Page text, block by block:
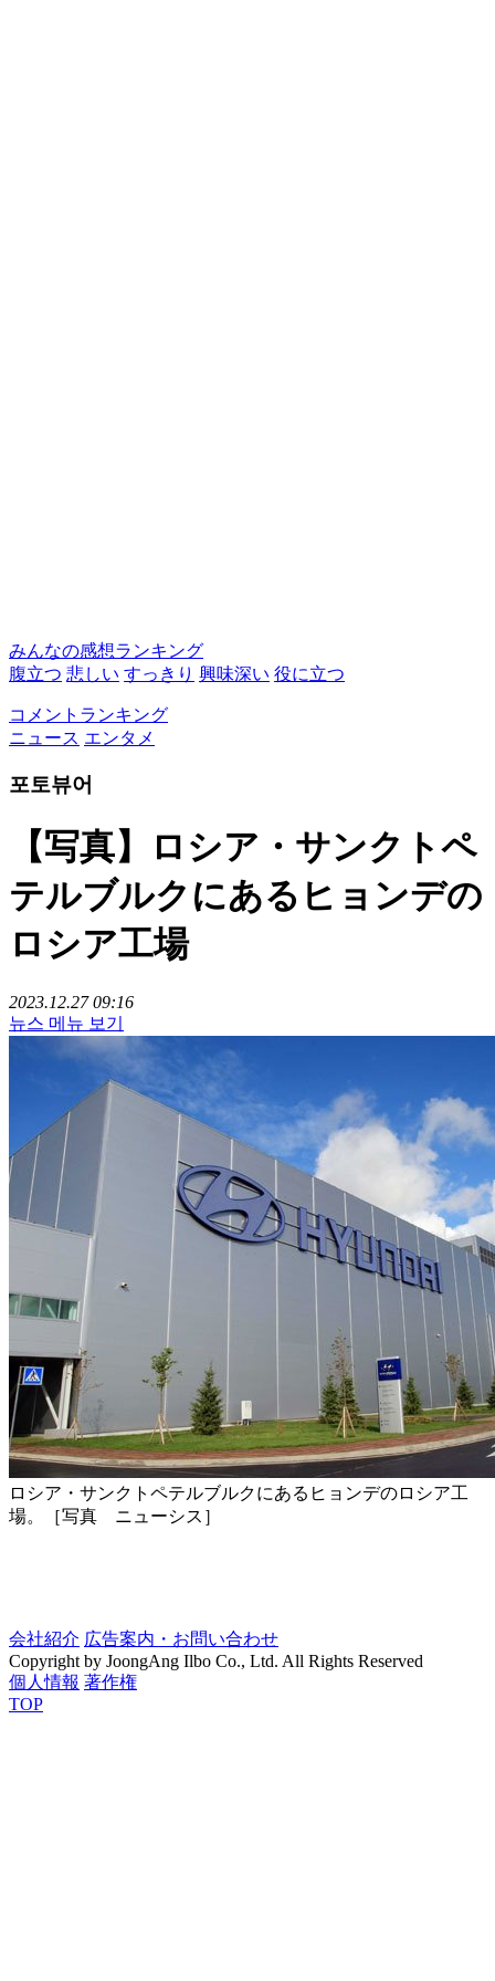
みんなの感想ランキング
腹立つ 悲しい すっきり 興味深い 役に立つ
コメントランキング
ニュース エンタメ
포토뷰어
【写真】ロシア・サンクトペ
テルブルクにあるヒョンデの
ロシア工場
2023.12.27 09:16
뉴스 메뉴 보기
ロシア・サンクトペテルブルクにあるヒョンデのロシア工
場。［写真 ニューシス］
会社紹介 広告案内・お問い合わせ
Copyright by JoongAng Ilbo Co., Ltd. All Rights Reserved
個人情報 著作権
TOP